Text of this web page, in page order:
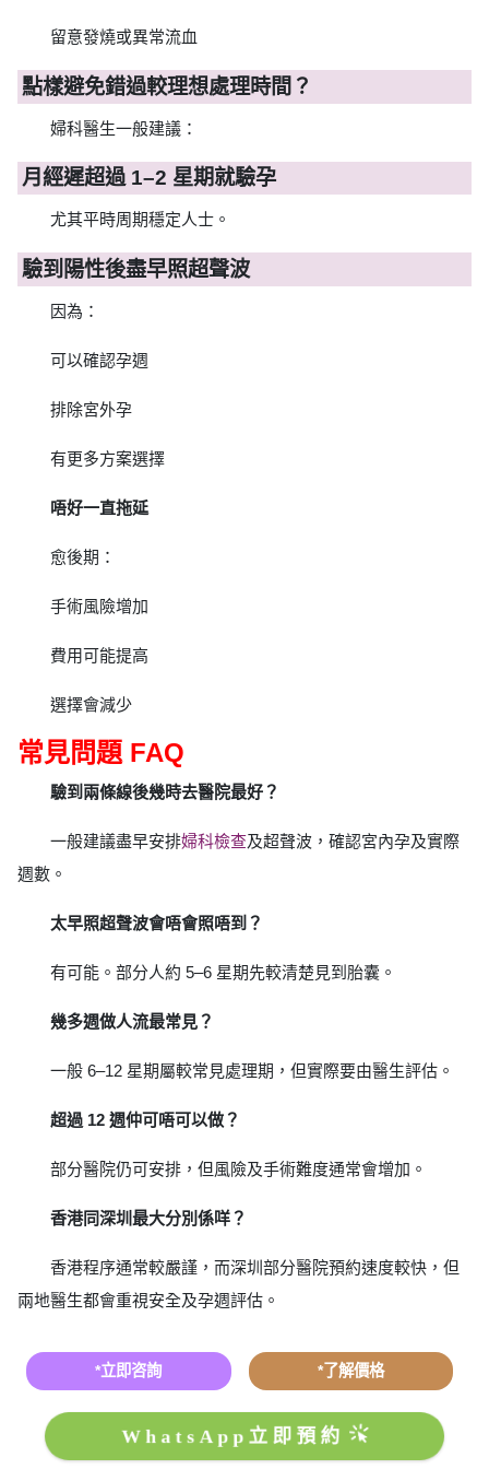
留意發燒或異常流血
點樣避免錯過較理想處理時間？
婦科醫生一般建議：
月經遲超過 1–2 星期就驗孕
尤其平時周期穩定人士。
驗到陽性後盡早照超聲波
因為：
可以確認孕週
排除宮外孕
有更多方案選擇
唔好一直拖延
愈後期：
手術風險增加
費用可能提高
選擇會減少
常見問題 FAQ
驗到兩條線後幾時去醫院最好？
一般建議盡早安排婦科檢查及超聲波，確認宮內孕及實際
週數。
太早照超聲波會唔會照唔到？
有可能。部分人約 5–6 星期先較清楚見到胎囊。
幾多週做人流最常見？
一般 6–12 星期屬較常見處理期，但實際要由醫生評估。
超過 12 週仲可唔可以做？
部分醫院仍可安排，但風險及手術難度通常會增加。
香港同深圳最大分別係咩？
香港程序通常較嚴謹，而深圳部分醫院預約速度較快，但
兩地醫生都會重視安全及孕週評估。
*立即咨詢 *了解價格
WhatsApp立即預約